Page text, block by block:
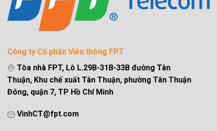
Công ty Cổ phần Viễn thông FPT
Tòa nhà FPT, Lô L.29B-31B-33B đường Tân
Thuận, Khu chế xuất Tân Thuận, phường Tân Thuận
Đông, quận 7, TP Hồ Chí Minh
VinhCT@fpt.com